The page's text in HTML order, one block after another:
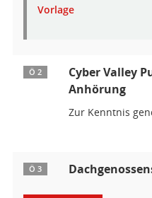
Vorlage
Ö 2
Cyber Valley
Anhörung
Zur Kenntnis
Ö 3